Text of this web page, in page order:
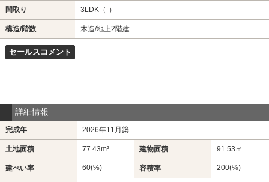
間取り 3LDK（-）
構造/階数 木造/地上2階建
セールスコメント
詳細情報
完成年 2026年11月築
土地面積 77.43m² 建物面積 91.53㎡
建ぺい率 60(%) 容積率 200(%)